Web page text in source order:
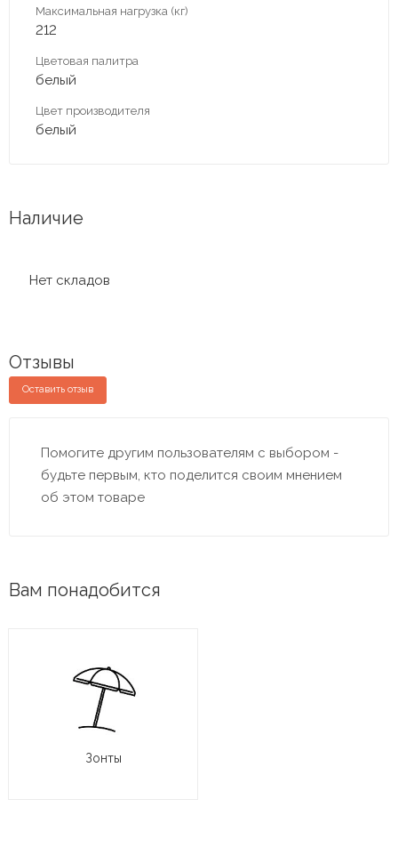
Максимальная нагрузка (кг)
212
Цветовая палитра
белый
Цвет производителя
белый
Наличие
Нет складов
Отзывы
Оставить отзыв
Помогите другим пользователям с выбором -
будьте первым, кто поделится своим мнением
об этом товаре
Вам понадобится
Зонты